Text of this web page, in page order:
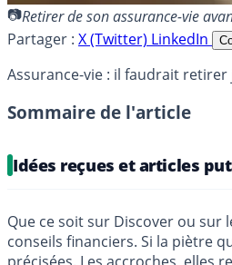
Retirer de son assurance-vie
Partager : X (Twitter) LinkedIn
Assurance-vie : il faudrait
Sommaire de l'article
Idées reçues et articles
Que ce soit sur Discover ou sur
conseils financiers. Si la piètre